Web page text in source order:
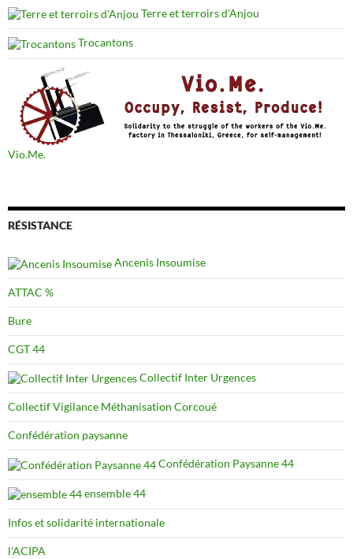
Terre et terroirs d'Anjou
Trocantons
Vio.Me.
RÉSISTANCE
Ancenis Insoumise
ATTAC %
Bure
CGT 44
Collectif Inter Urgences
Collectif Vigilance Méthanisation Corcoué
Confédération paysanne
Confédération Paysanne 44
ensemble 44
Infos et solidarité internationale
l'ACIPA